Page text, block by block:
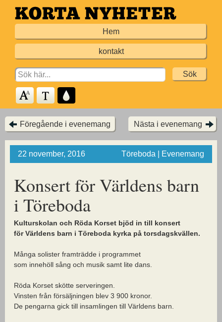
Hoppa
till
Hem
kontakt
Search
for:
Föregående i evenemang Nästa i evenemang
22 november, 2016 Töreboda | Evenemang
Konsert för Världens barn
i Töreboda
Kulturskolan och Röda Korset bjöd in till konsert
för Världens barn i Töreboda kyrka på torsdagskvällen.
Många solister framträdde i programmet
som innehöll sång och musik samt lite dans.
Röda Korset skötte serveringen.
Vinsten från försäljningen blev 3 900 kronor.
De pengarna gick till insamlingen till Världens barn.